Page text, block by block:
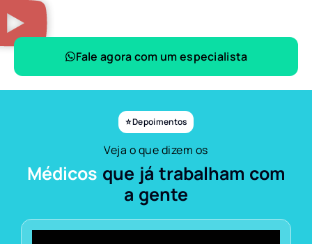
Fale agora com um especialista
⭐ Depoimentos
Veja o que dizem os
Médicos que já trabalham com
a gente